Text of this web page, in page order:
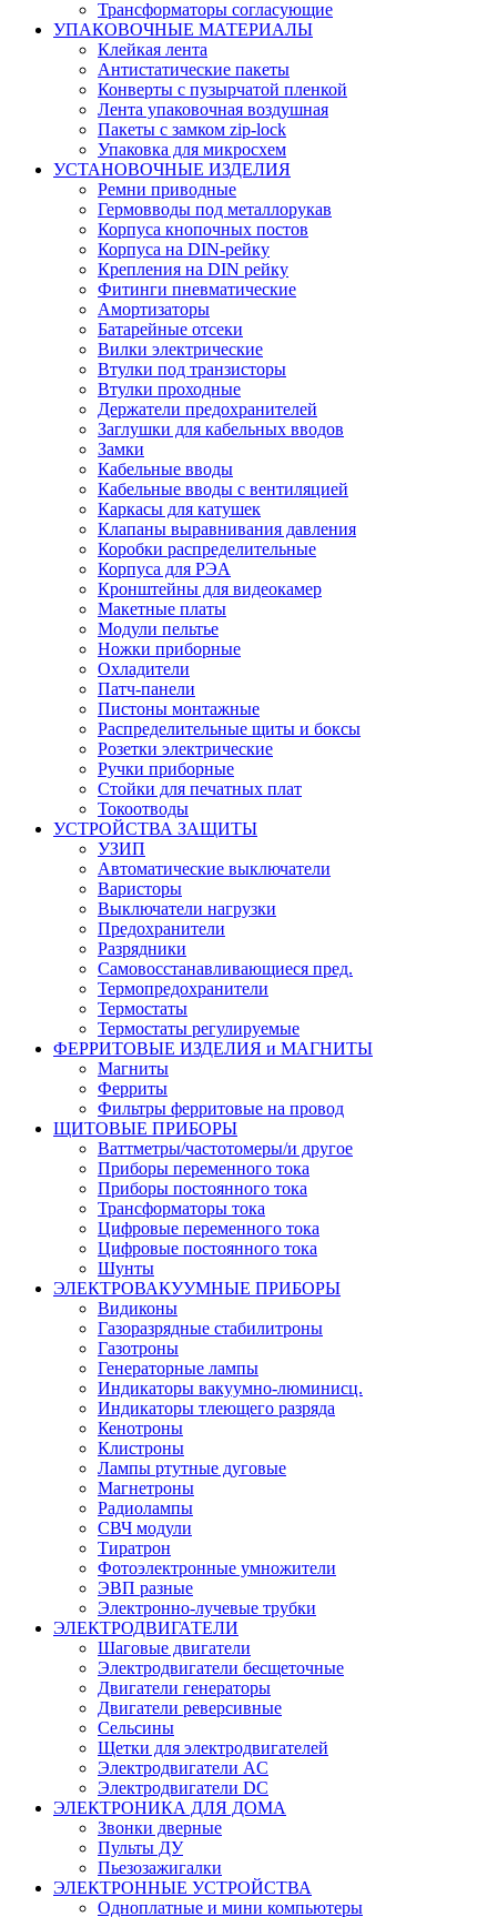
Трансформаторы согласующие
УПАКОВОЧНЫЕ МАТЕРИАЛЫ
Клейкая лента
Антистатические пакеты
Конверты с пузырчатой пленкой
Лента упаковочная воздушная
Пакеты с замком zip-lock
Упаковка для микросхем
УСТАНОВОЧНЫЕ ИЗДЕЛИЯ
Ремни приводные
Гермовводы под металлорукав
Корпуса кнопочных постов
Корпуса на DIN-рейку
Крепления на DIN рейку
Фитинги пневматические
Амортизаторы
Батарейные отсеки
Вилки электрические
Втулки под транзисторы
Втулки проходные
Держатели предохранителей
Заглушки для кабельных вводов
Замки
Кабельные вводы
Кабельные вводы с вентиляцией
Каркасы для катушек
Клапаны выравнивания давления
Коробки распределительные
Корпуса для РЭА
Кронштейны для видеокамер
Макетные платы
Модули пельтье
Ножки приборные
Охладители
Патч-панели
Пистоны монтажные
Распределительные щиты и боксы
Розетки электрические
Ручки приборные
Стойки для печатных плат
Токоотводы
УСТРОЙСТВА ЗАЩИТЫ
УЗИП
Автоматические выключатели
Варисторы
Выключатели нагрузки
Предохранители
Разрядники
Самовосстанавливающиеся пред.
Термопредохранители
Термостаты
Термостаты регулируемые
ФЕРРИТОВЫЕ ИЗДЕЛИЯ и МАГНИТЫ
Магниты
Ферриты
Фильтры ферритовые на провод
ЩИТОВЫЕ ПРИБОРЫ
Ваттметры/частотомеры/и другое
Приборы переменного тока
Приборы постоянного тока
Трансформаторы тока
Цифровые переменного тока
Цифровые постоянного тока
Шунты
ЭЛЕКТРОВАКУУМНЫЕ ПРИБОРЫ
Видиконы
Газоразрядные стабилитроны
Газотроны
Генераторные лампы
Индикаторы вакуумно-люминисц.
Индикаторы тлеющего разряда
Кенотроны
Клистроны
Лампы ртутные дуговые
Магнетроны
Радиолампы
СВЧ модули
Тиратрон
Фотоэлектронные умножители
ЭВП разные
Электронно-лучевые трубки
ЭЛЕКТРОДВИГАТЕЛИ
Шаговые двигатели
Электродвигатели бесщеточные
Двигатели генераторы
Двигатели реверсивные
Сельсины
Щетки для электродвигателей
Электродвигатели AC
Электродвигатели DC
ЭЛЕКТРОНИКА ДЛЯ ДОМА
Звонки дверные
Пульты ДУ
Пьезозажигалки
ЭЛЕКТРОННЫЕ УСТРОЙСТВА
Одноплатные и мини компьютеры